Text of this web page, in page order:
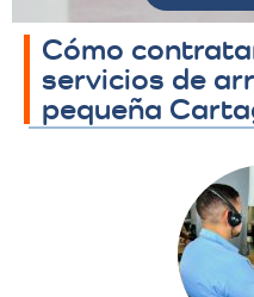
Cómo
servicios de
pequeña